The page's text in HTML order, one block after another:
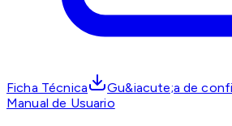
Ficha Técnica
Gu&iacute;a de
Manual de Usuario